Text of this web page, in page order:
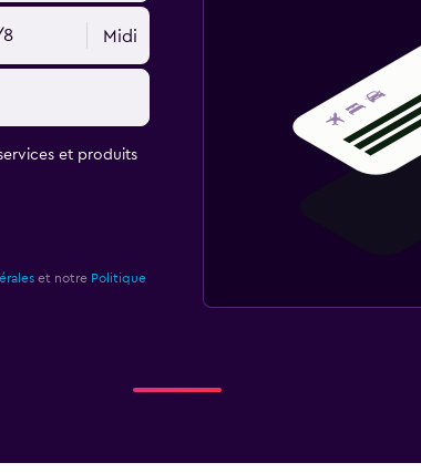
8 Midi
et produits
et notre Politique